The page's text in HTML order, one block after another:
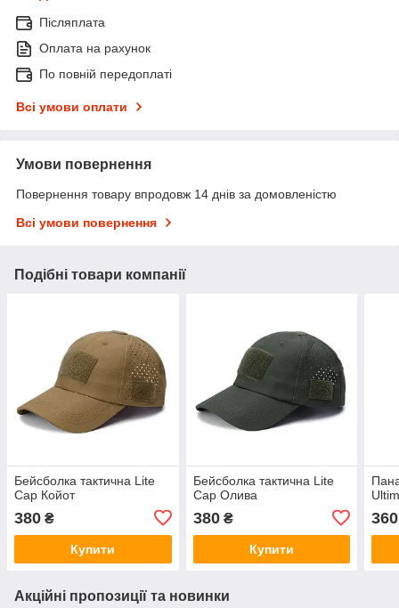
Післяплата
Оплата на рахунок
По повній передоплаті
Всі умови оплати
Умови повернення
Повернення товару впродовж 14 днів за домовленістю
Всі умови повернення
Подібні товари компанії
Бейсболка тактична Lite
Cap Койот
380 ₴
Купити
Бейсболка тактична Lite
Cap Олива
380₴
Купити
360
Акційні пропозиції та новинки